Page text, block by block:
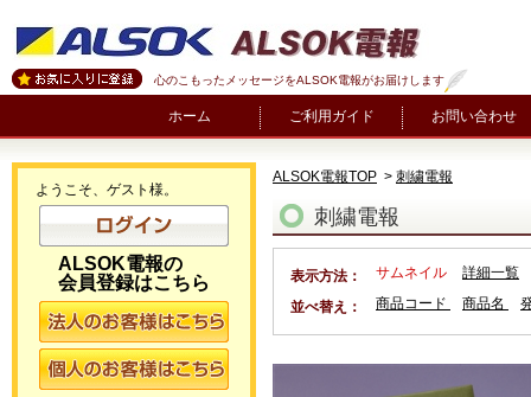
心のこもったメッセージをALSOK電報がお届けします
ホーム ご利用ガイド お問い合わせ
ALSOK電報TOP > 刺繍電報
刺繍電報
表示方法： サムネイル 詳細一覧
並べ替え： 商品コード 商品名
ようこそ、ゲスト様。
ALSOK電報の
会員登録はこちら